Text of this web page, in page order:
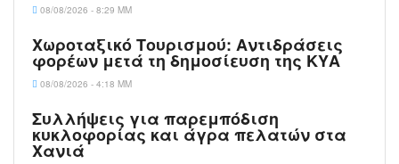
08/08/2026 - 8:29 ΜΜ
Χωροταξικό Τουρισμού: Αντιδράσεις
φορέων μετά τη δημοσίευση της ΚΥΑ
08/08/2026 - 4:18 ΜΜ
Συλλήψεις για παρεμπόδιση
κυκλοφορίας και άγρα πελατών στα
Χανιά